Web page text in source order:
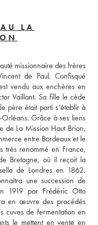
LA
missionnaire des frères
de Paul. Confisqué
vendu aux enchères en
Vaillant. Sa fille le cède
père était parti s’établir à
Grâce à ses liens
de La Mission Haut Brion,
entre Bordeaux et le
très renommé en France,
Bretagne, où il reçoit la
de Londres en 1862.
une succession de
1919 par Frédéric Otto
en œuvre des procédés
cuves de fermentation en
le mettent en vente en